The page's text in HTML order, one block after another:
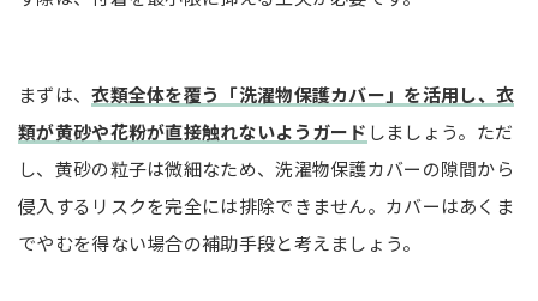
まずは、衣類全体を覆う「洗濯物保護カバー」を活用し、衣
類が黄砂や花粉が直接触れないようガード しましょう。ただ
し、黄砂の粒子は微細なため、洗濯物保護カバーの隙間から
侵入するリスクを完全には排除できません。カバーはあくま
でやむを得ない場合の補助手段と考えましょう。